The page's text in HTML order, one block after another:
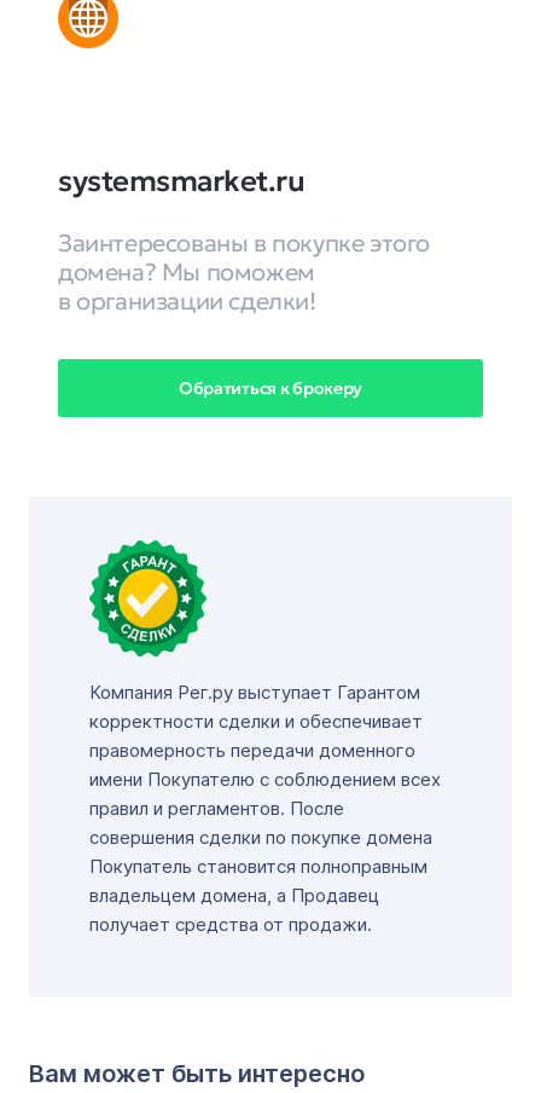
systemsmarket.ru
Заинтересованы в покупке этого
домена? Мы поможем
в организации сделки!
Обратиться к брокеру
Компания Рег.ру выступает Гарантом
корректности сделки и обеспечивает
правомерность передачи доменного
имени Покупателю с соблюдением всех
правил и регламентов. После
совершения сделки по покупке домена
Покупатель становится полноправным
владельцем домена, а Продавец
получает средства от продажи.
Вам может быть интересно